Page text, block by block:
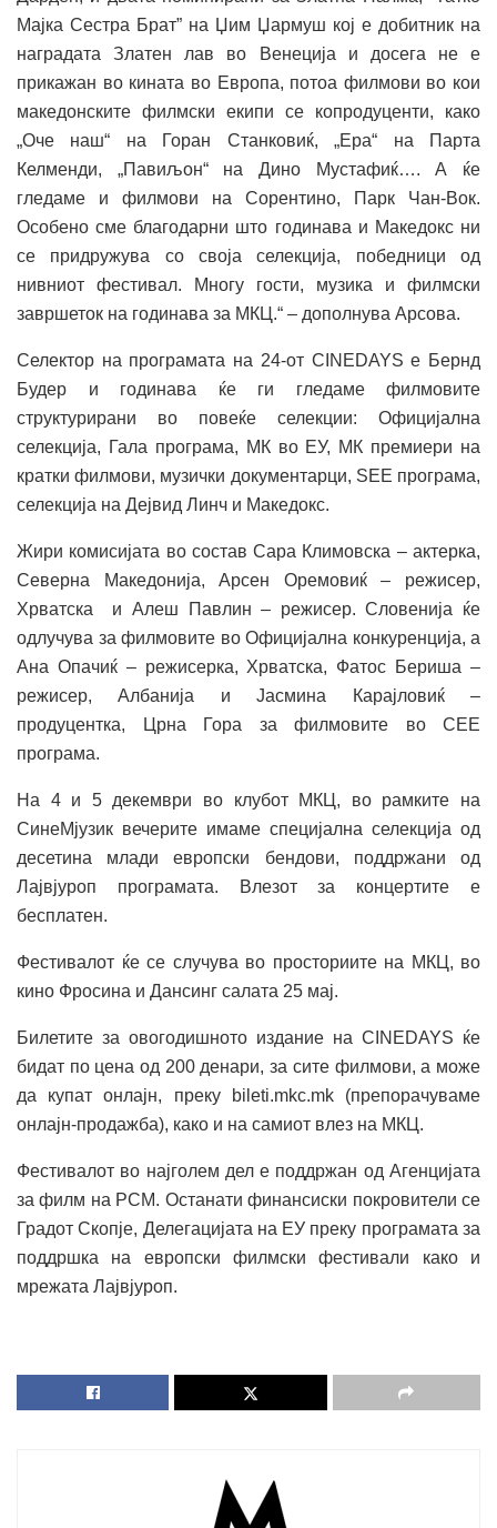
Мајка Сестра Брат” на Џим Џармуш кој е добитник на
наградата Златен лав во Венеција и досега не е
прикажан во кината во Европа, потоа филмови во кои
македонските филмски екипи се копродуценти, како
„Оче наш“ на Горан Станковиќ, „Ера“ на Парта
Келменди, „Павиљон“ на Дино Мустафиќ…. А ќе
гледаме и филмови на Сорентино, Парк Чан-Вок.
Особено сме благодарни што годинава и Македокс ни
се придружува со своја селекција, победници од
нивниот фестивал. Многу гости, музика и филмски
завршеток на годинава за МКЦ.“ – дополнува Арсова.
Селектор на програмата на 24-от CINEDAYS е Бернд
Будер и годинава ќе ги гледаме филмовите
структурирани во повеќе селекции: Официјална
селекција, Гала програма, МК во ЕУ, МК премиери на
кратки филмови, музички документарци, SEE програма,
селекција на Дејвид Линч и Македокс.
Жири комисијата во состав Сара Климовска – актерка,
Северна Македонија, Арсен Оремовиќ – режисер,
Хрватска и Алеш Павлин – режисер. Словенија ќе
одлучува за филмовите во Официјална конкуренција, а
Ана Опачиќ – режисерка, Хрватска, Фатос Бериша –
режисер, Албанија и Јасмина Карајловиќ –
продуцентка, Црна Гора за филмовите во СЕЕ
програма.
На 4 и 5 декември во клубот МКЦ, во рамките на
СинеМјузик вечерите имаме специјална селекција од
десетина млади европски бендови, поддржани од
Лајвјуроп програмата. Влезот за концертите е
бесплатен.
Фестивалот ќе се случува во просториите на МКЦ, во
кино Фросина и Дансинг салата 25 мај.
Билетите за овогодишното издание на CINEDAYS ќе
бидат по цена од 200 денари, за сите филмови, а може
да купат онлајн, преку bileti.mkc.mk (препорачуваме
онлајн-продажба), како и на самиот влез на МКЦ.
Фестивалот во најголем дел е поддржан од Агенцијата
за филм на РСМ. Останати финансиски покровители се
Градот Скопје, Делегацијата на ЕУ преку програмата за
поддршка на европски филмски фестивали како и
мрежата Лајвјуроп.